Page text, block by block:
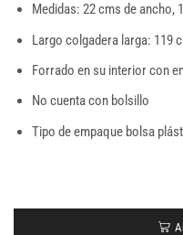
Medidas: 22 cms de ancho,
Largo colgadera larga: 119
Forrado en su interior con
No cuenta con bolsillo
Tipo de empaque bolsa